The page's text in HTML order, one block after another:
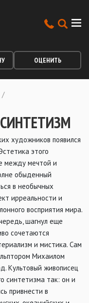
ОЦЕНИТЬ
/
художников появился
этого
между мечтой и
обыденный
в необычных
ирреальности и
восприятия мира.
шагнул еще
сочетаются
и мистика. Сам
Михаилом
Культовый живописец
синтетизма так: он и
привнести в